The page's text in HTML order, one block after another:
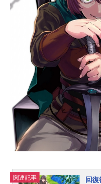
から
ンタ
る探
ジュ
年9
テレ
斗：
シル
相良
ミ
咲ス
原案
リー
デザ
ース
まる
関連記事
回